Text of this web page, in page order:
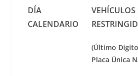
DÍA
CALENDARIO
VEHÍCULOS
(Último Digito
Placa Única